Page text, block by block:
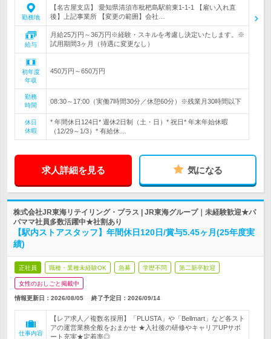
勤務地
【名古屋支店】 愛知県清須市枇杷島駅前東1-1-1 【雇い入れ直
後】上記事業所 【変更の範囲】会社…
給与
月給25万円～36万円※経験・スキルを考慮し決定いたします。※
試用期間3ヶ月（待遇に変更なし）
初年度
年収
450万円～650万円
勤務
時間
08:30～17:00（実働7時間30分／休憩60分）※残業月30時間以下
休日
休暇
* 年間休日124日* 週休2日制（土・日）* 祝日* 年末年始休暇
（12/29～1/3）* 有給休…
求人詳細を見る 気になる
株式会社JR東海リテイリング・プラス | JR東海グループ｜未経験歓迎★パ
パママ社員多数活躍中★社割あり
【駅内ストアスタッフ】年間休日120日/賞与5.45ヶ月(25年度実
績)
正社員 職種・業種未経験OK 急募 学歴不問 第二新卒歓迎
女性のおしごと掲載中
情報更新日：2026/08/05 終了予定日： 2026/09/14
仕事内容
【レア求人／複数名採用】「PLUSTA」や「Bellmart」など各スト
アの運営業務全般をおまかせ ★入社後の研修やキャリアUPサポ
ート充実★定着率◎